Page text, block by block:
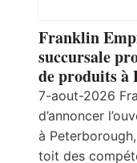
Franklin
succursale
de produits à
7-aout-2026
d’annoncer
à
toit des